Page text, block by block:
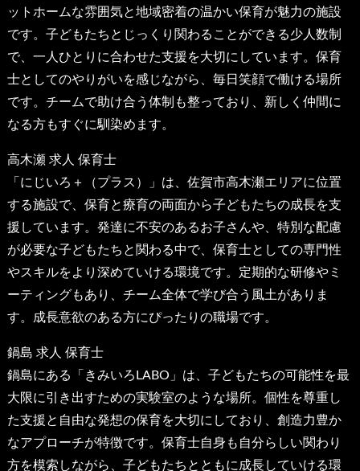
ットホームな雰囲気と地域密着の温かい保育が魅力の施設
です。子どもたちとじっくり関わることができる少人数制
で、一人ひとりに合わせた支援を大切にしています。保育
士としてのやりがいを感じながら、毎日笑顔で働ける場所
です。チームで助け合う体制も整っており、新しく仲間に
なる方もすぐに馴染めます。
高木瀬 求人 保育士
「にじいろ＋（プラス）」は、佐賀市高木瀬エリアに位置
する施設で、保育と療育の両面から子どもたちの成長を支
援しています。発達に不安のあるお子さんや、特別な配慮
が必要な子どもたちと関わる中で、保育士としての専門性
やスキルをより深めていける環境です。定期的な研修やミ
ーティングもあり、チーム全体で学び合う風土がありま
す。成長意欲のある方にぴったりの職場です。
鍋島 求人 保育士
鍋島にある「きみいろLABO」は、子どもたちの可能性を最
大限に引き出すための実験室のような場所。個性を尊重し
た支援と自由な発想の保育を大切にしており、創造力豊か
なアプローチが特徴です。保育士自身も自分らしい関わり
方を模索しながら、子どもたちとともに成長していける環